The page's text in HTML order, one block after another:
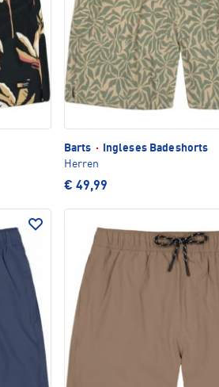
Barts ·
Ingleses Badeshorts
Herren
€ 49,99